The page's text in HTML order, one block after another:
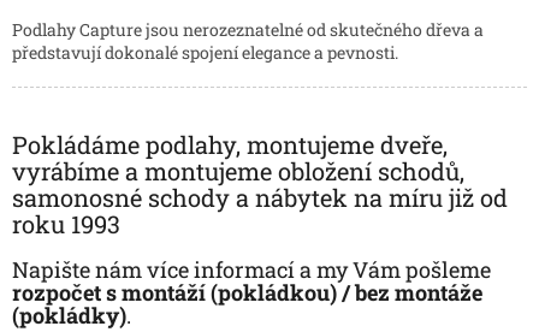
a
c
v
k
y
v
i
s
v
á
n
í
Podlahy Capture jsou nerozeznatelné od skutečného dřeva a
představují dokonalé spojení elegance a pevnosti.
Pokládáme podlahy, montujeme dveře,
vyrábíme a montujeme obložení schodů,
samonosné schody a nábytek na míru již od
roku 1993
Napište nám více informací a my Vám pošleme
rozpočet s montáží (pokládkou) / bez montáže
(pokládky).